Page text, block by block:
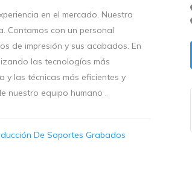
en el mercado. Nuestra
Contamos con un personal
de impresión y sus acabados. En
las tecnologías más
y las técnicas más eficientes y
nuestro equipo humano .
De Soportes Grabados